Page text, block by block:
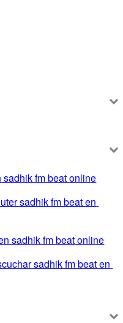
sadhik fm beat online
sadhik fm beat en
sadhik fm beat online
sadhik fm beat en